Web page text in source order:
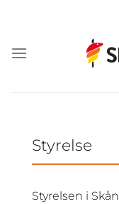
Styrelse
Styrelsen i